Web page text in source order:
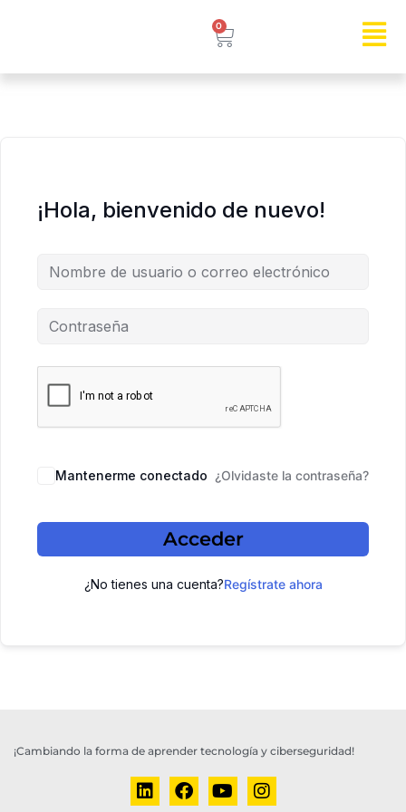
0
¡Hola, bienvenido de nuevo!
Mantenerme conectado ¿Olvidaste la contraseña?
Acceder
¿No tienes una cuenta?Regístrate ahora
¡Cambiando la forma de aprender tecnología y ciberseguridad!